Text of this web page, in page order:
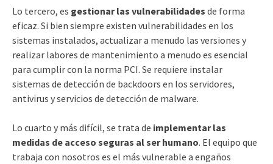
Lo tercero, es gestionar las vulnerabilidades de forma
eficaz. Si bien siempre existen vulnerabilidades en los
sistemas instalados, actualizar a menudo las versiones y
realizar labores de mantenimiento a menudo es esencial
para cumplir con la norma PCI. Se requiere instalar
sistemas de detección de backdoors en los servidores,
antivirus y servicios de detección de malware.
Lo cuarto y más difícil, se trata de implementar las
medidas de acceso seguras al ser humano. El equipo que
trabaja con nosotros es el más vulnerable a engaños